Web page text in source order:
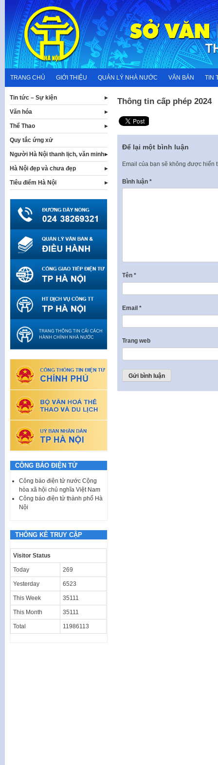
content
TRANG CHỦ GIỚI THIỆU QUẢN LÝ NHÀ NƯỚC VĂN BẢN TIN
Thông tin cấp phép 2024
Để lại một bình luận
Email của bạn sẽ không được hiển
Bình luận *
Tên *
Email *
Trang web
Tin tức – Sự kiện
Văn hóa
Thể Thao
Quy tắc ứng xử
Người Hà Nội thanh lịch, văn minh
Hà Nội đẹp và chưa đẹp
Tiêu điểm Hà Nội
CÔNG BÁO ĐIỆN TỬ
Công báo điện tử nước Cộng
hòa xã hội chủ nghĩa Việt Nam
Công báo điện tử thành phố Hà
Nội
THỐNG KÊ TRUY CẬP
Visitor Status
Today 269
Yesterday 6523
This Week 35111
This Month 35111
Total 11986113